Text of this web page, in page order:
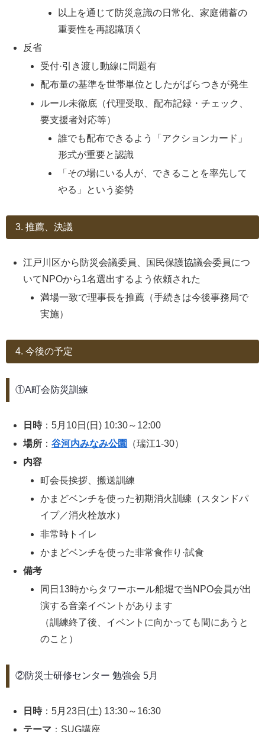
以上を通じて防災意識の日常化、家庭備蓄の
重要性を再認識頂く
反省
受付·引き渡し動線に問題有
配布量の基準を世帯単位としたがばらつきが発生
ルール未徹底（代理受取、配布記録・チェック、
要支援者対応等）
誰でも配布できるよう「アクションカード」
形式が重要と認識
「その場にいる人が、できることを率先して
やる」という姿勢
3. 推薦、決議
江戸川区から防災会議委員、国民保護協議会委員につ
いてNPOから1名選出するよう依頼された
満場一致で理事長を推薦（手続きは今後事務局で
実施）
4. 今後の予定
①A町会防災訓練
日時：5月10日(日) 10:30～12:00
場所 ：谷河内みなみ公園
（瑞江1-30）
内容
町会長挨拶、搬送訓練
かまどベンチを使った初期消火訓練（スタンドパ
イプ／消火栓放水）
非常時トイレ
かまどベンチを使った非常食作り·試食
備考
同日13時からタワーホール船堀で当NPO会員が出
演する音楽イベントがあります
（訓練終了後、イベントに向かっても間にあうと
のこと）
②防災士研修センター 勉強会 5月
日時：5月23日(土) 13:30～16:30
テーマ ：SUG講座